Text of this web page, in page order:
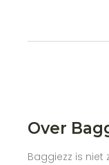
Over
Baggiezz is niet